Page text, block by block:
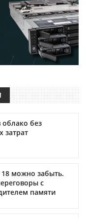
облако без
затрат
можно забыть.
с
памяти